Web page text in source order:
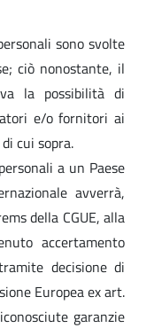
sono svolte
ciò nonostante, il
la possibilità di
e/o fornitori ai
cui sopra.
a un Paese
avverrà,
della CGUE, alla
accertamento
decisione di
Europea ex art.
garanzie